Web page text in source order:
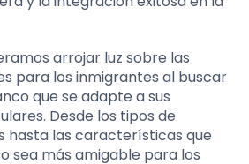
arrojar luz sobre las
para los inmigrantes al buscar
que se adapte a sus
Desde los tipos de
hasta las características que
sea más amigable para los